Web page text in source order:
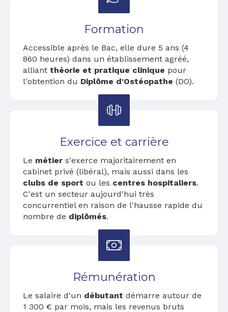
Formation
Accessible après le Bac, elle dure 5 ans (4
860 heures) dans un établissement agréé,
alliant théorie et pratique clinique pour
l'obtention du Diplôme d'Ostéopathe (DO).
Exercice et carrière
Le métier s'exerce majoritairement en
cabinet privé (libéral), mais aussi dans les
clubs de sport ou les centres hospitaliers.
C'est un secteur aujourd'hui très
concurrentiel en raison de l'hausse rapide du
nombre de diplômés.
Rémunération
Le salaire d'un débutant démarre autour de
1 300 € par mois, mais les revenus bruts